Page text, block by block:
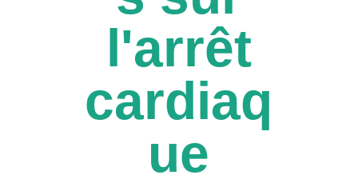
l'arrêt
cardiaq
ue